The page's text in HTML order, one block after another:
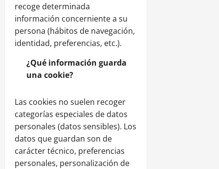
recoge determinada
información concerniente a su
persona (hábitos de navegación,
identidad, preferencias, etc.).
¿Qué información guarda
una cookie?
Las cookies no suelen recoger
categorías especiales de datos
personales (datos sensibles). Los
datos que guardan son de
carácter técnico, preferencias
personales, personalización de